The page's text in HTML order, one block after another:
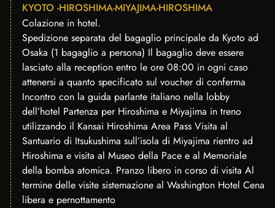
KYOTO -HIROSHIMA-MIYAJIMA-HIROSHIMA
Colazione in hotel.
Spedizione separata del bagaglio principale da Kyoto ad
Osaka (1 bagaglio a persona) Il bagaglio deve essere
lasciato alla reception entro le ore 08:00 in ogni caso
attenersi a quanto specificato sul voucher di conferma
Incontro con la guida parlante italiano nella lobby
dell’hotel Partenza per Hiroshima e Miyajima in treno
utilizzando il Kansai Hiroshima Area Pass Visita al
Santuario di Itsukushima sull’isola di Miyajima rientro ad
Hiroshima e visita al Museo della Pace e al Memoriale
della bomba atomica. Pranzo libero in corso di visita Al
termine delle visite sistemazione al Washington Hotel Cena
libera e pernottamento